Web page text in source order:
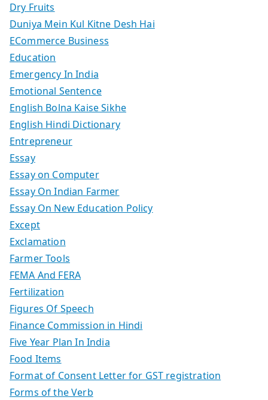
Dry Fruits
Duniya Mein Kul Kitne Desh Hai
ECommerce Business
Education
Emergency In India
Emotional Sentence
English Bolna Kaise Sikhe
English Hindi Dictionary
Entrepreneur
Essay
Essay on Computer
Essay On Indian Farmer
Essay On New Education Policy
Except
Exclamation
Farmer Tools
FEMA And FERA
Fertilization
Figures Of Speech
Finance Commission in Hindi
Five Year Plan In India
Food Items
Format of Consent Letter for GST registration
Forms of the Verb